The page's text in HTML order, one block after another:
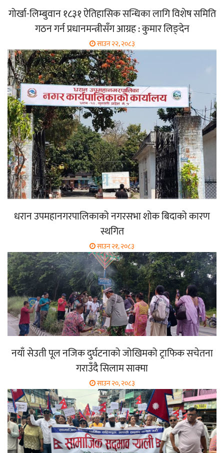
गोर्खा-लिम्बुवान १८३१ ऐतिहासिक सन्धिका लागि विशेष समिति
गठन गर्न प्रधानमन्त्रीसँग आग्रह : कुमार लिङ्देन
साउन २२, २०८३
धरान उपमहानगरपालिकाको नगरसभा शोक बिदाको कारण
स्थगित
साउन २१, २०८३
नयाँ सेउती पूल नजिक दुर्घटनाको जोखिमको ट्राफिक सचेतना
गराउँदै सिलाम साक्मा
साउन २०, २०८३